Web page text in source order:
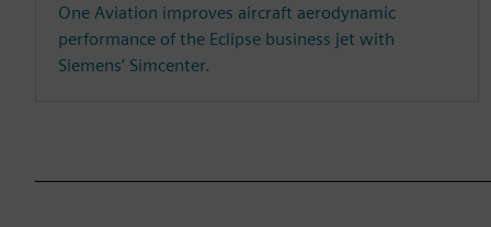
One Aviation improves aircraft aerodynamic
performance of the Eclipse business jet with
Siemens’ Simcenter.